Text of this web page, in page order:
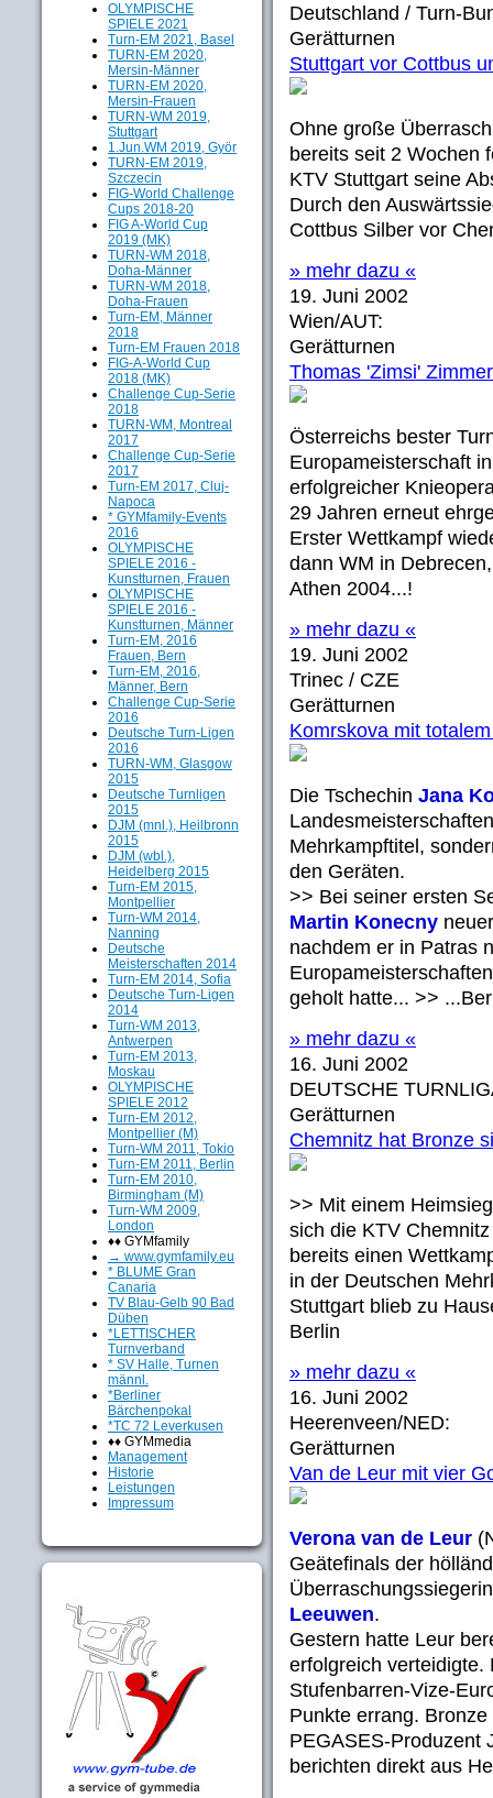
OLYMPISCHE
SPIELE 2021
Turn-EM 2021, Basel
TURN-EM 2020,
Mersin-Männer
TURN-EM 2020,
Mersin-Frauen
TURN-WM 2019,
Stuttgart
1.Jun.WM 2019, Györ
TURN-EM 2019,
Szczecin
FIG-World Challenge
Cups 2018-20
FIG A-World Cup
2019 (MK)
TURN-WM 2018,
Doha-Männer
TURN-WM 2018,
Doha-Frauen
Turn-EM, Männer
2018
Turn-EM Frauen 2018
FIG-A-World Cup
2018 (MK)
Challenge Cup-Serie
2018
TURN-WM, Montreal
2017
Challenge Cup-Serie
2017
Turn-EM 2017, Cluj-
Napoca
* GYMfamily-Events
2016
OLYMPISCHE
SPIELE 2016 -
Kunstturnen, Frauen
OLYMPISCHE
SPIELE 2016 -
Kunstturnen, Männer
Turn-EM, 2016
Frauen, Bern
Turn-EM, 2016,
Männer, Bern
Challenge Cup-Serie
2016
Deutsche Turn-Ligen
2016
TURN-WM, Glasgow
2015
Deutsche Turnligen
2015
DJM (mnl.), Heilbronn
2015
DJM (wbl.),
Heidelberg 2015
Turn-EM 2015,
Montpellier
Turn-WM 2014,
Nanning
Deutsche
Meisterschaften 2014
Turn-EM 2014, Sofia
Deutsche Turn-Ligen
2014
Turn-WM 2013,
Antwerpen
Turn-EM 2013,
Moskau
OLYMPISCHE
SPIELE 2012
Turn-EM 2012,
Montpellier (M)
Turn-WM 2011, Tokio
Turn-EM 2011, Berlin
Turn-EM 2010,
Birmingham (M)
Turn-WM 2009,
London
♦♦ GYMfamily
→ www.gymfamily.eu
* BLUME Gran
Canaria
TV Blau-Gelb 90 Bad
Düben
*LETTISCHER
Turnverband
* SV Halle, Turnen
männl.
*Berliner
Bärchenpokal
*TC 72 Leverkusen
♦♦ GYMmedia
Management
Historie
Leistungen
Impressum
Deutschland / Turn-
Gerätturnen
Stuttgart vor Cottbus
Ohne große
bereits seit 2 Wochen
KTV Stuttgart seine
Durch den
Cottbus Silber vor
» mehr dazu «
19. Juni 2002
Wien/AUT:
Gerätturnen
Thomas 'Zimsi'
Österreichs bester
Europameisterschaft
erfolgreicher
29 Jahren erneut
Erster Wettkampf
dann WM in
Athen 2004...!
» mehr dazu «
19. Juni 2002
Trinec / CZE
Gerätturnen
Komrskova mit
Die Tschechin Jana
Mehrkampftitel,
den Geräten.
>> Bei seiner ersten
Martin Konecny
nachdem er in Patras
geholt hatte... >>
» mehr dazu «
16. Juni 2002
DEUTSCHE
Gerätturnen
Chemnitz hat Bronze
>> Mit einem
sich die KTV
bereits einen
in der Deutschen
Stuttgart blieb zu
Berlin
» mehr dazu «
16. Juni 2002
Heerenveen/NED:
Gerätturnen
Van de Leur mit vier
Verona van de Leur
Geätefinals der
Leeuwen.
Gestern hatte Leur
erfolgreich verteidigte.
Stufenbarren-Vize-
Punkte errang.
PEGASES-Produzent
berichten direkt aus